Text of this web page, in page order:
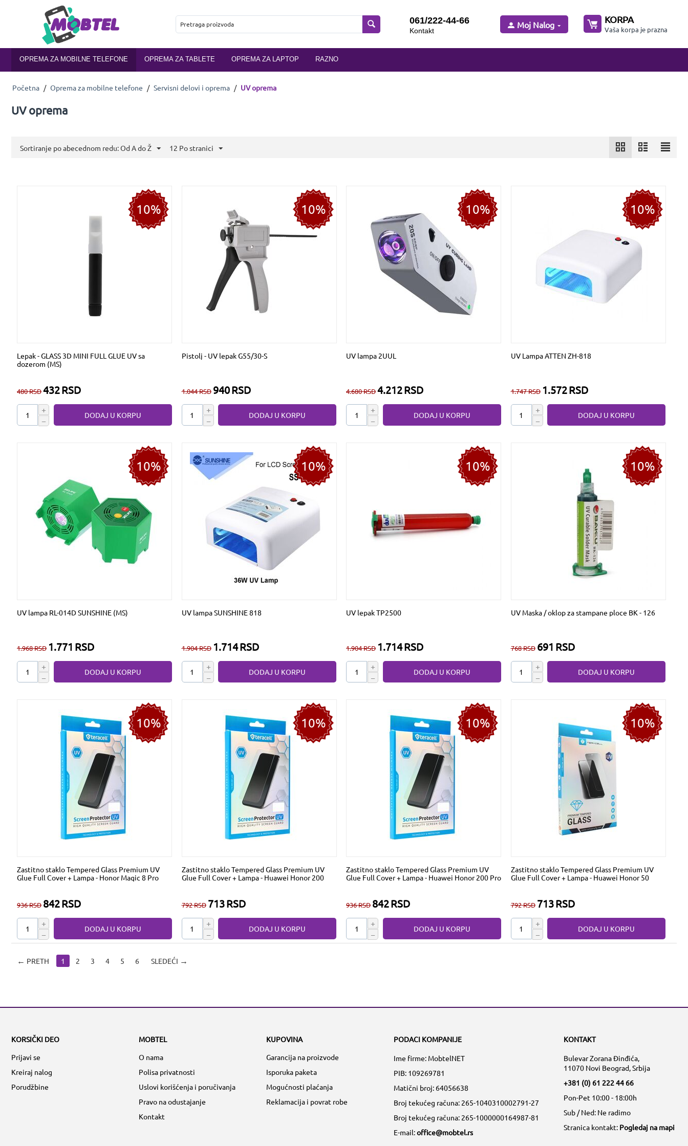
061/222-44-66
Kontakt
Moj Nalog KORPA
Vaša korpa je prazna
OPREMA ZA MOBILNE TELEFONE OPREMA ZA TABLETE OPREMA ZA LAPTOP RAZNO
Početna / Oprema za mobilne telefone / Servisni delovi i oprema / UV oprema
UV oprema
Sortiranje po abecednom redu: Od A do Ž 12 Po stranici
10%
Lepak - GLASS 3D MINI FULL GLUE UV sa
dozerom (MS)
480RSD432RSD
+
−
DODAJ U KORPU
10%
Pistolj - UV lepak G55/30-S
1.044RSD 940RSD
+
−
DODAJ U KORPU
10%
UV lampa 2UUL
4.680RSD4.212RSD
+
−
DODAJ U KORPU
10%
UV Lampa ATTEN ZH-818
1.747RSD 1.572RSD
+
−
DODAJ U KORPU
10%
UV lampa RL-014D SUNSHINE (MS)
1.968RSD 1.771 RSD
+
−
DODAJ U KORPU
10%
UV lampa SUNSHINE 818
1.904RSD 1.714RSD
+
−
DODAJ U KORPU
10%
UV lepak TP2500
1.904RSD 1.714RSD
+
−
DODAJ U KORPU
10%
UV Maska / oklop za stampane ploce BK - 126
768RSD 691 RSD
+
−
DODAJ U KORPU
10%
Zastitno staklo Tempered Glass Premium UV
Glue Full Cover + Lampa - Honor Magic 8 Pro
936RSD 842RSD
+
−
DODAJ U KORPU
10%
Zastitno staklo Tempered Glass Premium UV
Glue Full Cover + Lampa - Huawei Honor 200
792RSD 713RSD
+
−
DODAJ U KORPU
10%
Zastitno staklo Tempered Glass Premium UV
Glue Full Cover + Lampa - Huawei Honor 200 Pro
936RSD 842RSD
+
−
DODAJ U KORPU
10%
Zastitno staklo Tempered Glass Premium UV
Glue Full Cover + Lampa - Huawei Honor 50
792RSD 713RSD
+
−
DODAJ U KORPU
PRETH 1 2 3 4 5 6 SLEDEĆI
KORSIČKI DEO
Prijavi se
Kreiraj nalog
Porudžbine
MOBTEL
O nama
Polisa privatnosti
Uslovi korišćenja i poručivanja
Pravo na odustajanje
Kontakt
KUPOVINA
Garancija na proizvode
Isporuka paketa
Mogućnosti plaćanja
Reklamacija i povrat robe
PODACI KOMPANIJE
Ime firme: MobtelNET
PIB: 109269781
Matični broj: 64056638
Broj tekućeg računa: 265-1040310002791-27
Broj tekućeg računa: 265-1000000164987-81
E-mail:office@mobtel.rs
KONTAKT
Bulevar Zorana Đinđića,
11070 Novi Beograd, Srbija
+381 (0) 61 222 44 66
Pon-Pet 10:00 - 18:00h
Sub / Ned: Ne radimo
Stranica kontakt: Pogledaj na mapi